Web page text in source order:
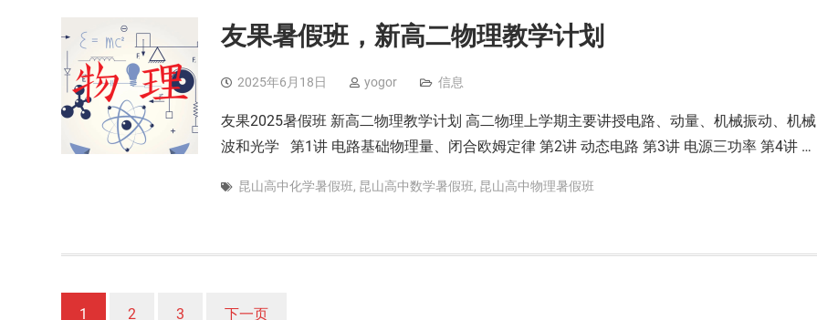
友果暑假班，新高二物理教学计划
2025年6月18日 yogor 信息
友果2025暑假班 新高二物理教学计划 高二物理上学期主要讲授电路、动量、机械振动、机械
波和光学 第1讲 电路基础物理量、闭合欧姆定律 第2讲 动态电路 第3讲 电源三功率 第4讲 …
昆山高中化学暑假班, 昆山高中数学暑假班, 昆山高中物理暑假班
文
1 2 3 下一页